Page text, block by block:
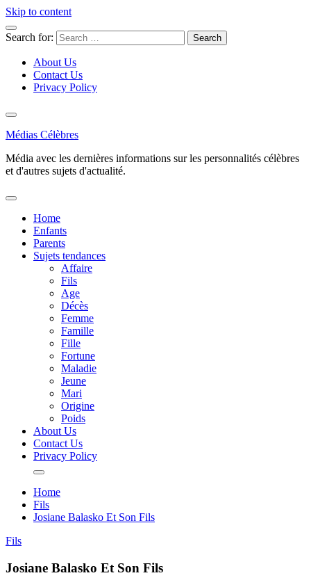
Skip to content
Search for:
About Us
Contact Us
Privacy Policy
Médias Célèbres
Média avec les dernières informations sur les personnalités célèbres
et d'autres sujets d'actualité.
Home
Enfants
Parents
Sujets tendances
Affaire
Fils
Age
Décès
Femme
Famille
Fille
Fortune
Maladie
Jeune
Mari
Origine
Poids
About Us
Contact Us
Privacy Policy
Home
Fils
Josiane Balasko Et Son Fils
Fils
Josiane Balasko Et Son Fils